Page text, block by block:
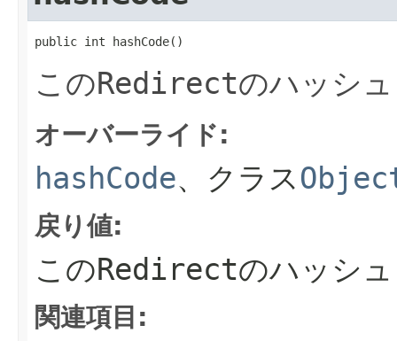
public int hashCode()
このRedirectのハッシ
オーバーライド:
hashCode、クラス
戻り値:
このRedirectのハッシ
関連項目: